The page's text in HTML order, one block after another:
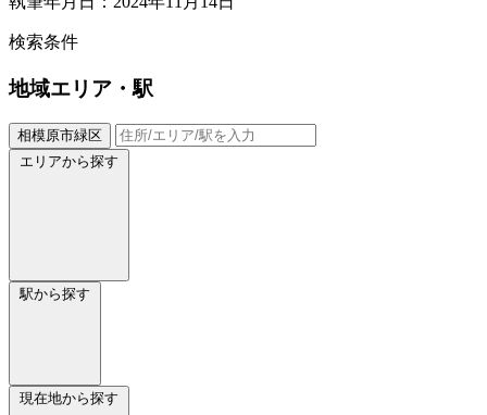
検索条件
地域エリア・駅
相模原市緑区
エリアから探す
駅から探す
現在地から探す